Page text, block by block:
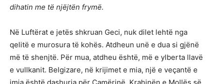
dihatin me të njëjtën frymë.
Në Luftërat e jetës shkruan Geci, nuk dilet lehtë nga
qelitë e murosura të kohës. Atdheun unë e dua si gjënë
më të shenjtë. Për mua, atdheu është, më e ylberta llavë
e vullkanit. Belgizare, në krijimet e mia, një e veçantë e